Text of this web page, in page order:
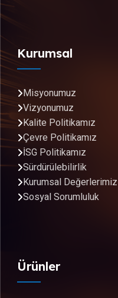
Kurumsal
Misyonumuz
Vizyonumuz
Kalite Politikamız
Çevre Politikamız
İSG Politikamız
Sürdürülebilirlik
Kurumsal Değerlerimiz
Sosyal Sorumluluk
Ürünler